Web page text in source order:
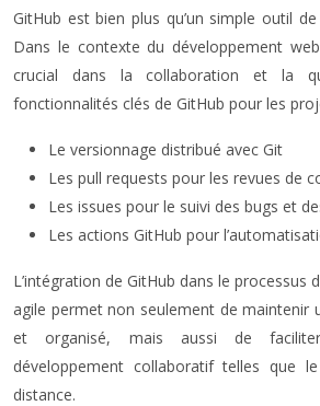
GitHub est bien plus qu’un simple outil
Dans le contexte du développement
crucial dans la collaboration et la
fonctionnalités clés de GitHub pour les
Le versionnage distribué avec Git
Les pull requests pour les revues de
Les issues pour le suivi des bugs et
Les actions GitHub pour
L’intégration de GitHub dans le processus
agile permet non seulement de maintenir
et organisé, mais aussi de
développement collaboratif telles que
distance.